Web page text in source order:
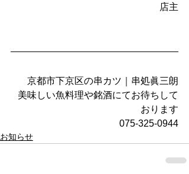
店主
京都市下京区の串カツ｜串処眞三朗
美味しい魚料理や銘酒にてお待ちして
おります
075-325-0944
お知らせ